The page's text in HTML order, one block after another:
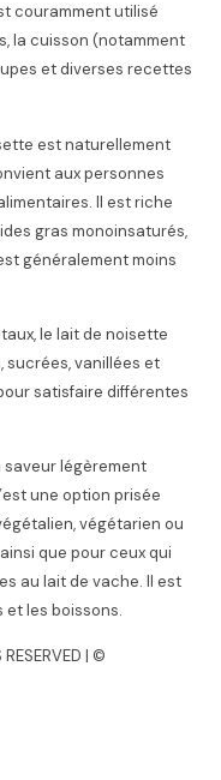
couramment utilisé
la cuisson (notamment
et diverses recettes
est naturellement
aux personnes
Il est riche
gras monoinsaturés,
généralement moins
le lait de noisette
sucrées, vanillées et
satisfaire différentes
légèrement
une option prisée
végétarien ou
que pour ceux qui
au lait de vache. Il est
les boissons.
| ©